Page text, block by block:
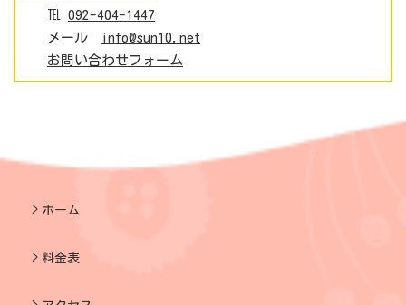
℡ 092-404-1447
メール
info@sun10.net
お問い合わせフォーム
ホーム
料金表